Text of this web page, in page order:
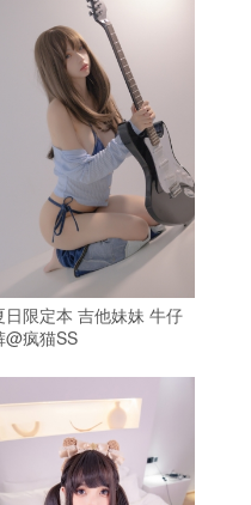
日限定本 吉他妹妹 牛仔
@疯猫SS